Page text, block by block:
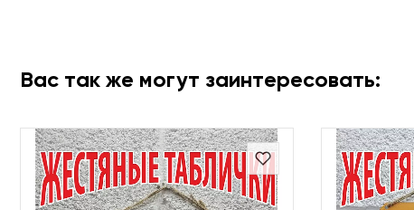
Вас так же могут заинтересовать: